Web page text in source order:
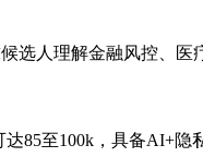
选人理解金融风控、医
85至100k，具备AI+隐